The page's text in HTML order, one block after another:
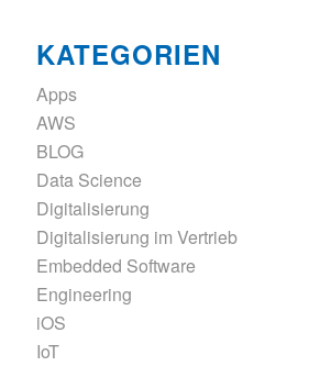
KATEGORIEN
Apps
AWS
BLOG
Data Science
Digitalisierung
Digitalisierung im Vertrieb
Embedded Software
Engineering
iOS
IoT